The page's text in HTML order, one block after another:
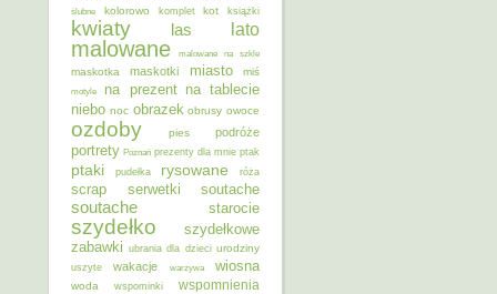
ślubne
kolorowo komplet kot książki
kwiaty las lato
malowane malowane na szkle
maskotka maskotki miasto miś
motyle na prezent na tablecie
niebo noc obrazek obrusy owoce
ozdoby pies podróże
portrety Poznań prezenty dla mnie ptak
ptaki pudełka rysowane róża
scrap serwetki soutache
soutache starocie
szydełko
szydełkowe
zabawki ubrania dla dzieci urodziny
uszyte wakacje warzywa wiosna
woda wspominki
wspomnienia